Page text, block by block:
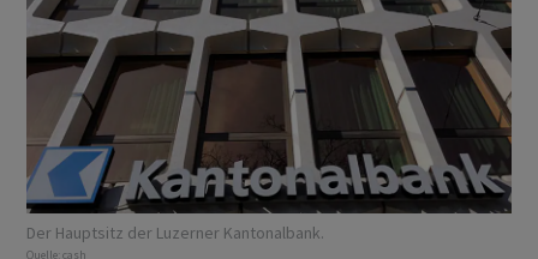
Der Hauptsitz der Luzerner Kantonalbank.
Quelle: cash